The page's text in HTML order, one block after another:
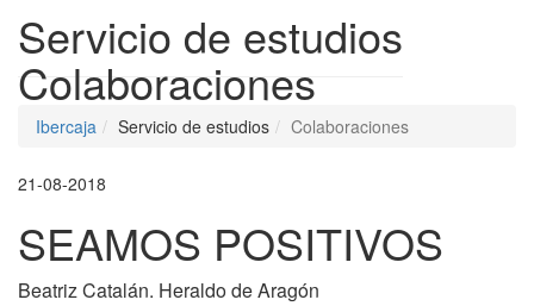
Servicio de estudios
Colaboraciones
Ibercaja Servicio de estudios Colaboraciones
21-08-2018
SEAMOS POSITIVOS
Beatriz Catalán. Heraldo de Aragón